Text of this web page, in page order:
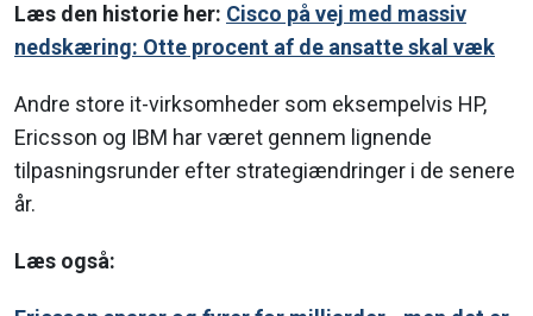
Læs den historie her: Cisco på vej med massiv
nedskæring: Otte procent af de ansatte skal væk
Andre store it-virksomheder som eksempelvis HP,
Ericsson og IBM har været gennem lignende
tilpasningsrunder efter strategiændringer i de senere
år.
Læs også: